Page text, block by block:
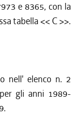
e 8365, con la
tabella << C >>.
nell' elenco n. 2
gli anni 1989-